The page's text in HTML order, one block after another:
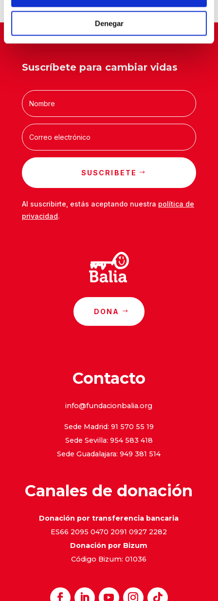
Denegar
Suscríbete para cambiar vidas
SUSCRIBETE
Al suscribirte, estás aceptando nuestra política de
privacidad.
DONA
Contacto
info@fundacionbalia.org
Sede Madrid: 91 570 55 19
Sede Sevilla: 954 583 418
Sede Guadalajara: 949 381 514
Canales de donación
Donación por transferencia bancaria
ES66 2095 0470 2091 0927 2282
Donación por Bizum
Código Bizum: 01036